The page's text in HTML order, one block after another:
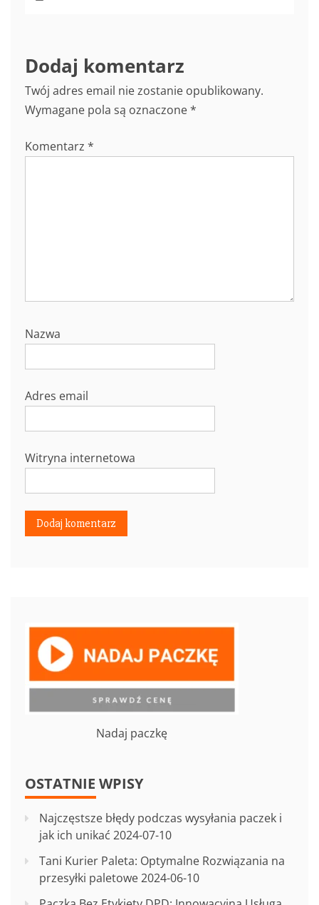
Dodaj komentarz
Twój adres email nie zostanie opublikowany.
Wymagane pola są oznaczone*
Komentarz *
Nazwa
Adres email
Witryna internetowa
Nadaj paczkę
OSTATNIE WPISY
Najczęstsze błędy podczas wysyłania paczek i
jak ich unikać 2024-07-10
Tani Kurier Paleta: Optymalne Rozwiązania na
przesyłki paletowe2024-06-10